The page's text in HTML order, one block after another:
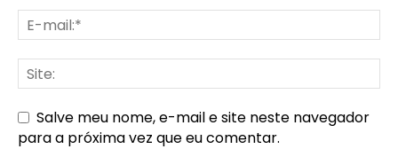
Salve meu nome, e-mail e site neste navegador
para a próxima vez que eu comentar.